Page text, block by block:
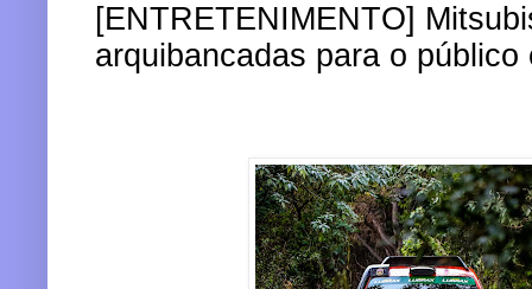
[ENTRETENIMENTO]
arquibancadas para o público